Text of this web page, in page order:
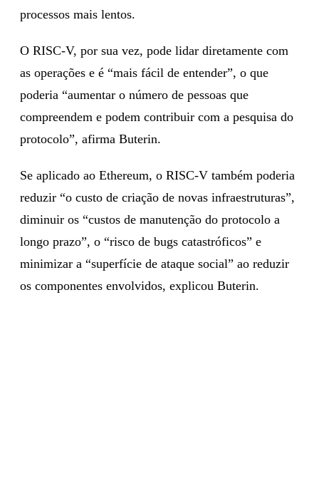
processos mais lentos.
O RISC-V, por sua vez, pode lidar diretamente com
as operações e é “mais fácil de entender”, o que
poderia “aumentar o número de pessoas que
compreendem e podem contribuir com a pesquisa do
protocolo”, afirma Buterin.
Se aplicado ao Ethereum, o RISC-V também poderia
reduzir “o custo de criação de novas infraestruturas”,
diminuir os “custos de manutenção do protocolo a
longo prazo”, o “risco de bugs catastróficos” e
minimizar a “superfície de ataque social” ao reduzir
os componentes envolvidos, explicou Buterin.